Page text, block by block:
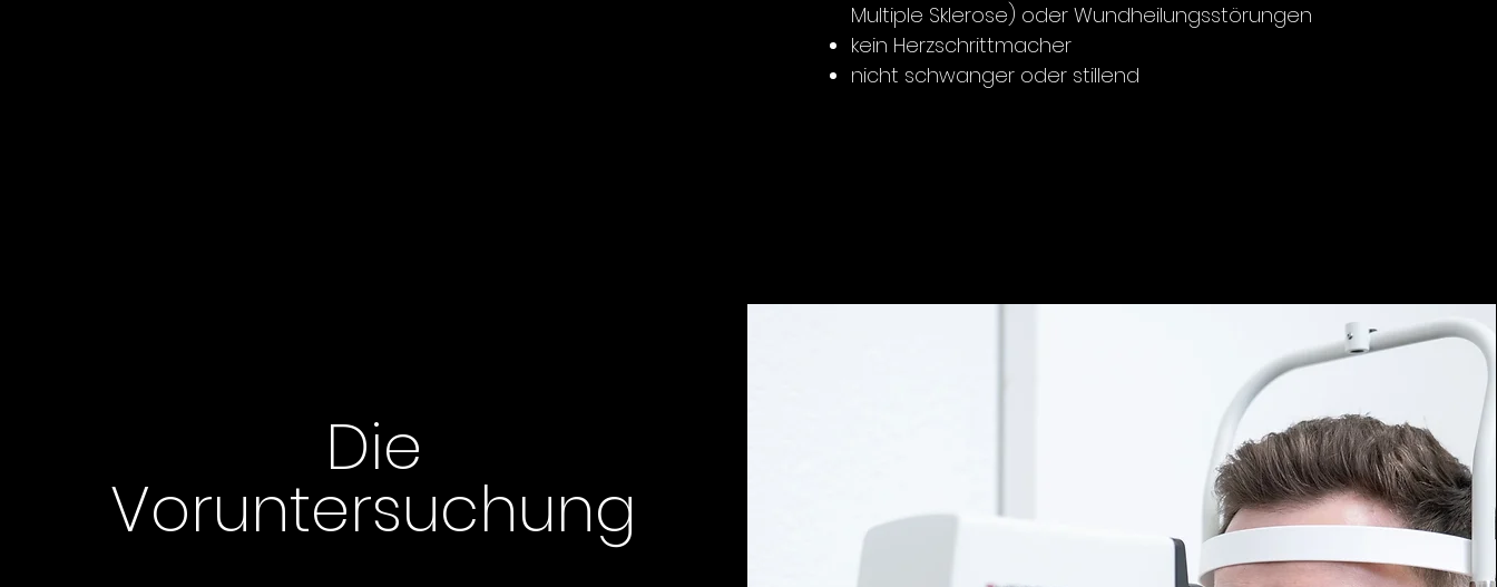
Multiple Sklerose) oder Wundheilungsstörungen
kein Herzschrittmacher
nicht schwanger oder stillend
Die
Voruntersuchung